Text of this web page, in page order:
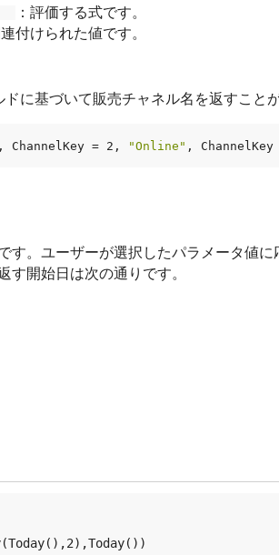
：評価する式です。
付けられた値です。
に基づいて販売チャネル名を返すことが
, ChannelKey = 2 , "Online" , ChannelKey
す。ユーザーが選択したパラメータ値
開始日は次の通りです。